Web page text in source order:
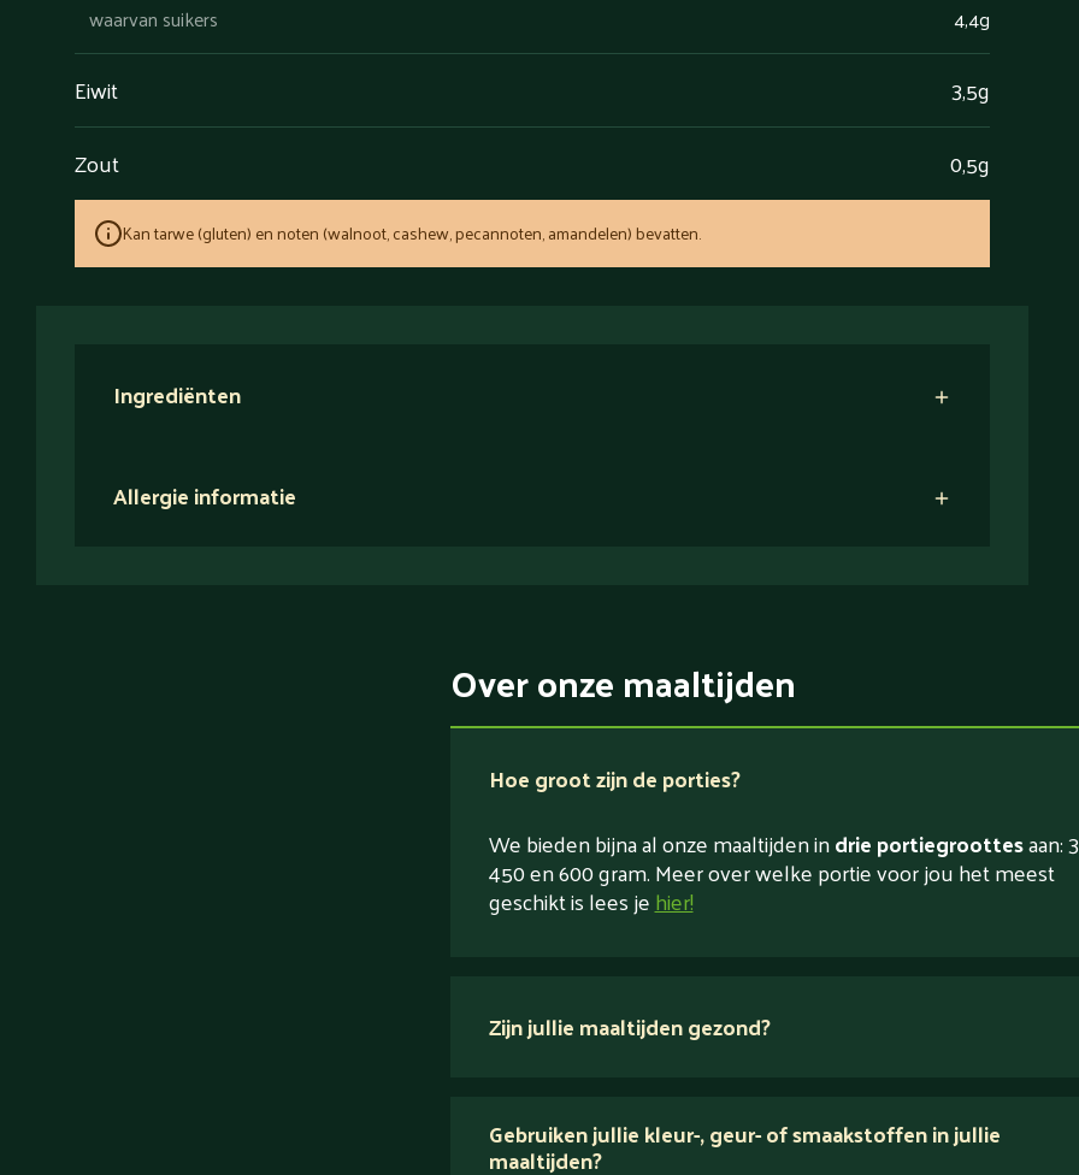
waarvan suikers 4,4g
Eiwit
3,5g
Zout
0,5g
Kan tarwe (gluten) en noten (walnoot, cashew, pecannoten, amandelen) bevatten.
Ingrediënten
Allergie informatie
Over onze maaltijden
Hoe groot zijn de porties?
We bieden bijna al onze maaltijden indrie portiegroottesaan:
450 en 600 gram. Meer over welke portie voor jou het meest
geschikt is lees jehier!
Zijn jullie maaltijden gezond?
verse ingrediënten
Gebruiken jullie kleur-, geur- of smaakstoffen in jullie
maaltijden?